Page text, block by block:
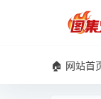
🏠 网站首